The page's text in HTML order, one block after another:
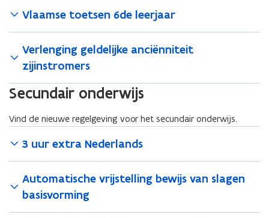
Vlaamse toetsen 6de leerjaar
Verlenging geldelijke anciënniteit
zijinstromers
Secundair onderwijs
Vind de nieuwe regelgeving voor het secundair onderwijs.
3 uur extra Nederlands
Automatische vrijstelling bewijs van slagen
basisvorming